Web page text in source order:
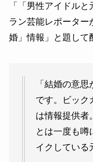
「「男性アイドル
ラン芸能レポータ
婚」情報」と題して
「結婚の意
です。ビック
は情報提供者
とは一度も噂
イクしている